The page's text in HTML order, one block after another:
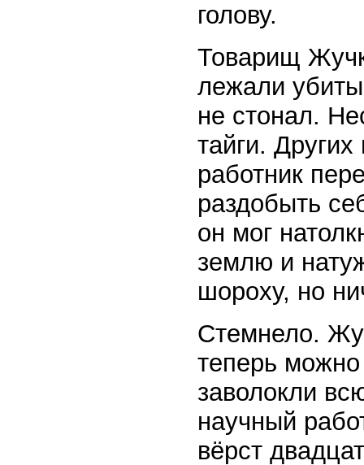
голову.
Товарищ
лежали
не стонал.
тайги.
работник
раздобыть
он мог
землю и
шороху, но
Стемнело.
теперь
заволокли
научный
вёрст